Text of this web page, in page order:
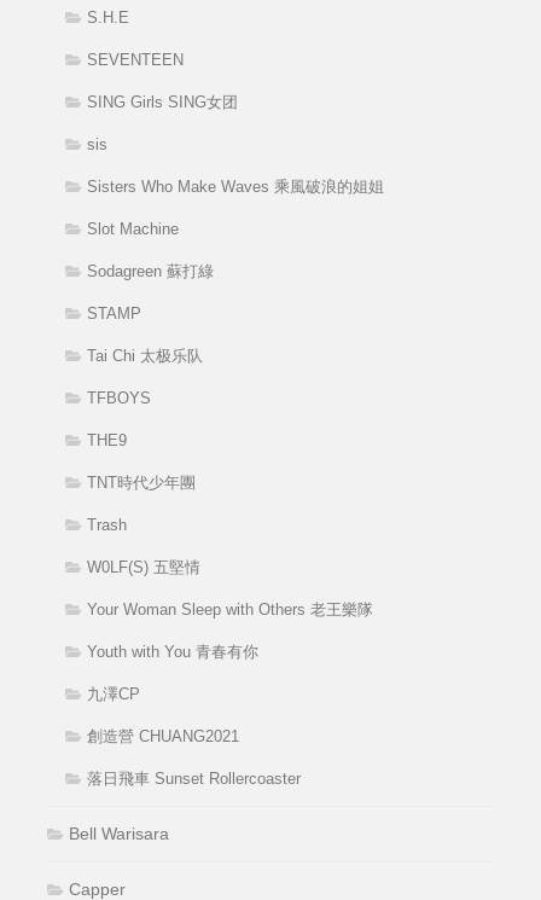
S.H.E
SEVENTEEN
SING Girls SING女团
sis
Sisters Who Make Waves 乘風破浪的姐姐
Slot Machine
Sodagreen 蘇打綠
STAMP
Tai Chi 太极乐队
TFBOYS
THE9
TNT時代少年團
Trash
W0LF(S) 五堅情
Your Woman Sleep with Others 老王樂隊
Youth with You 青春有你
九澤CP
創造營 CHUANG2021
落日飛車 Sunset Rollercoaster
Bell Warisara
Capper